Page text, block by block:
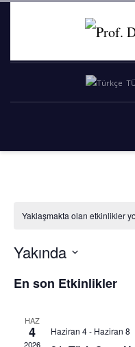
Yaklaşmakta olan etkinlikler
Yakında
seç.
En son Etkinlikler
HAZ
4
2026
Haziran 4- Haziran 8